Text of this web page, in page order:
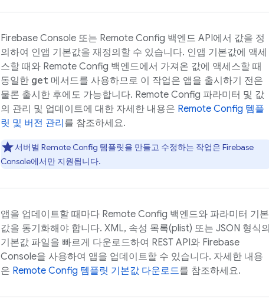
Firebase Console 또는 Remote Config 백엔드 API에서 값을 정
의하여 인앱 기본값을 재정의할 수 있습니다. 인앱 기본값에 액세
스할 때와 Remote Config 백엔드에서 가져온 값에 액세스할 때
동일한 get 메서드를 사용하므로 이 작업은 앱을 출시하기 전은
물론 출시한 후에도 가능합니다. Remote Config 파라미터 및 값
의 관리 및 업데이트에 대한 자세한 내용은 Remote Config 템플
릿 및 버전 관리 를 참조하세요.
서버별 Remote Config 템플릿을 만들고 수정하는 작업은 Firebase
Console에서만 지원됩니다.
앱을 업데이트할 때마다 Remote Config 백엔드와 파라미터 기본
값을 동기화해야 합니다. XML, 속성 목록(plist) 또는 JSON 형식의
기본값 파일을 빠르게 다운로드하여 REST API와 Firebase
Console을 사용하여 앱을 업데이트할 수 있습니다. 자세한 내용
은 Remote Config 템플릿 기본값 다운로드를 참조하세요.